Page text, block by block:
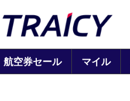
航空券セール マイル